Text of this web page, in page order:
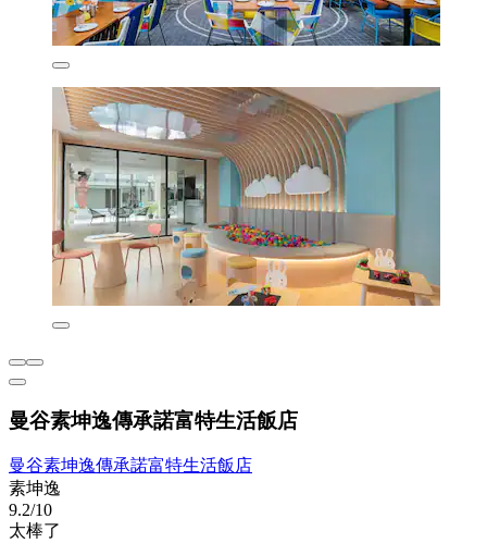
曼谷素坤逸傳承諾富特生活飯店
曼谷素坤逸傳承諾富特生活飯店
素坤逸
9.2/10
太棒了